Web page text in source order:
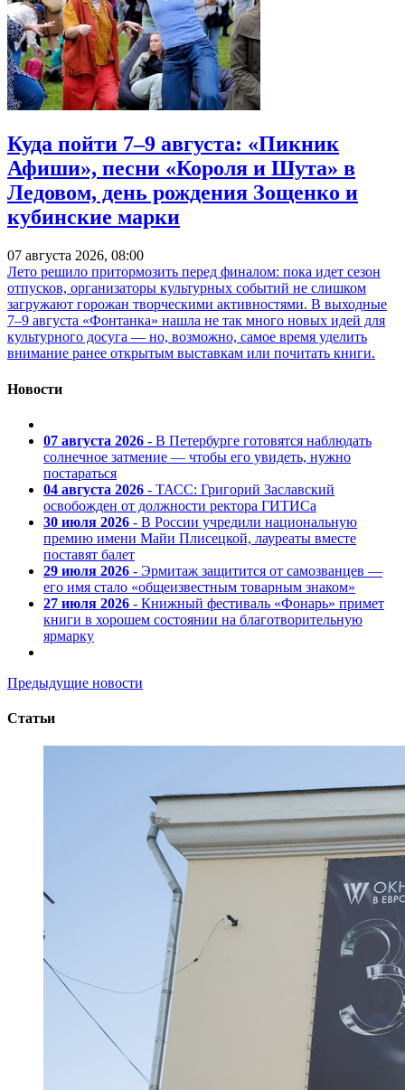
Куда пойти 7–9 августа: «Пикник
Афиши», песни «Короля и Шута» в
Ледовом, день рождения Зощенко и
кубинские марки
07 августа 2026, 08:00
Лето решило притормозить перед финалом: пока идет сезон
отпусков, организаторы культурных событий не слишком
загружают горожан творческими активностями. В выходные
7–9 августа «Фонтанка» нашла не так много новых идей для
культурного досуга — но, возможно, самое время уделить
внимание ранее открытым выставкам или почитать книги.
Новости
07 августа 2026 - В Петербурге готовятся наблюдать
солнечное затмение — чтобы его увидеть, нужно
постараться
04 августа 2026 - ТАСС: Григорий Заславский
освобожден от должности ректора ГИТИСа
30 июля 2026 - В России учредили национальную
премию имени Майи Плисецкой, лауреаты вместе
поставят балет
29 июля 2026 - Эрмитаж защитится от самозванцев —
его имя стало «общеизвестным товарным знаком»
27 июля 2026 - Книжный фестиваль «Фонарь» примет
книги в хорошем состоянии на благотворительную
ярмарку
Предыдущие новости
Статьи